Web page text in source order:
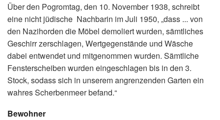
Über den Pogromtag, den 10. November 1938, schreibt
eine nicht jüdische Nachbarin im Juli 1950, „dass ... von
den Nazihorden die Möbel demoliert wurden, sämtliches
Geschirr zerschlagen, Wertgegenstände und Wäsche
dabei entwendet und mitgenommen wurden. Sämtliche
Fensterscheiben wurden eingeschlagen bis in den 3.
Stock, sodass sich in unserem angrenzenden Garten ein
wahres Scherbenmeer befand.“
Bewohner